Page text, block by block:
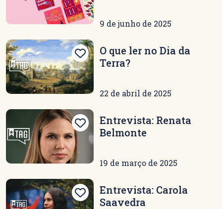
9 de junho de 2025
O que ler no Dia da
Terra?
22 de abril de 2025
Entrevista: Renata
Belmonte
19 de março de 2025
Entrevista: Carola
Saavedra